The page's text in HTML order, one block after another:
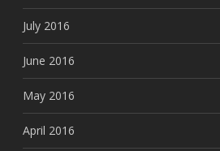
July 2016
June 2016
May 2016
April 2016